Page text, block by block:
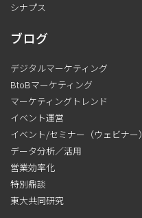
シナプス
ブログ
デジタルマーケティング
BtoBマーケティング
マーケティングトレンド
イベント運営
イベント/セミナー（ウェビナー）
データ分析／活用
営業効率化
特別鼎談
東大共同研究